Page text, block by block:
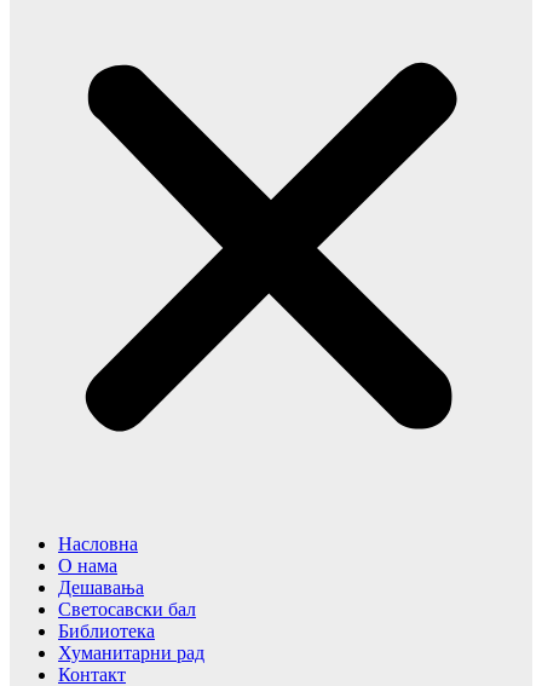
Насловна
О нама
Дешавања
Светосавски бал
Библиотека
Хуманитарни рад
Контакт